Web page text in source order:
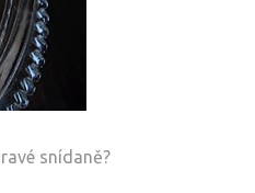
snídaně?